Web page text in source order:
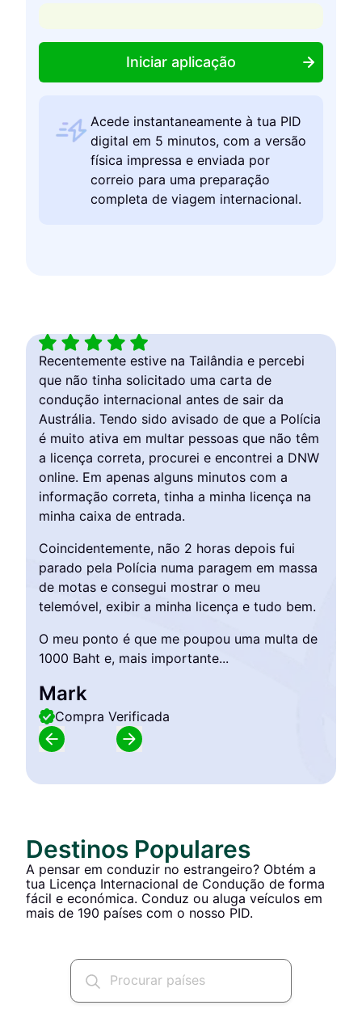
Iniciar aplicação
Acede instantaneamente à tua PID
digital em 5 minutos, com a versão
física impressa e enviada por
correio para uma preparação
completa de viagem internacional.
Recentemente estive na Tailândia e percebi
que não tinha solicitado uma carta de
condução internacional antes de sair da
Austrália. Tendo sido avisado de que a Polícia
é muito ativa em multar pessoas que não têm
a licença correta, procurei e encontrei a DNW
online. Em apenas alguns minutos com a
informação correta, tinha a minha licença na
minha caixa de entrada.
Coincidentemente, não 2 horas depois fui
parado pela Polícia numa paragem em massa
de motas e consegui mostrar o meu
telemóvel, exibir a minha licença e tudo bem.
O meu ponto é que me poupou uma multa de
1000 Baht e, mais importante...
Mark
Compra Verificada
Destinos Populares
A pensar em conduzir no estrangeiro? Obtém a
tua Licença Internacional de Condução de forma
fácil e económica. Conduz ou aluga veículos em
mais de 190 países com o nosso PID.